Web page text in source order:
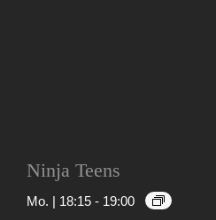
Ninja Teens
Mo. | 18:15 - 19:00